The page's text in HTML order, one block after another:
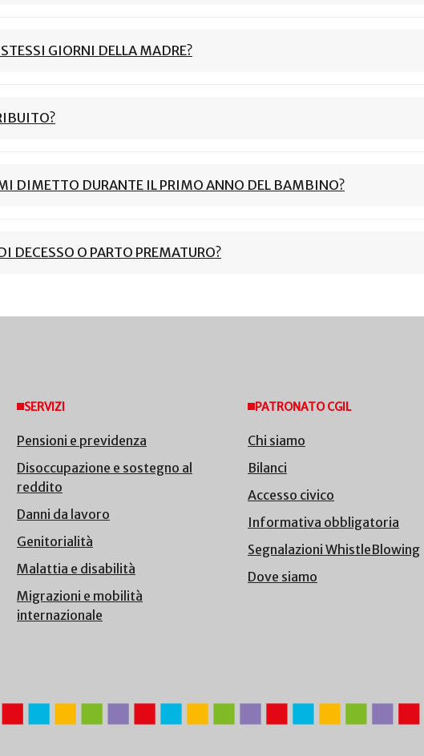
GIORNI DELLA MADRE?
MI DIMETTO DURANTE IL PRIMO ANNO DEL BAMBINO?
DECESSO O PARTO PREMATURO?
SERVIZI
Pensioni e previdenza
Disoccupazione e sostegno al
reddito
Danni da lavoro
Genitorialità
Malattia e disabilità
Migrazioni e mobilità
internazionale
PATRONATO CGIL
Chi siamo
Bilanci
Accesso civico
Informativa obbligatoria
Segnalazioni WhistleBlowing
Dove siamo